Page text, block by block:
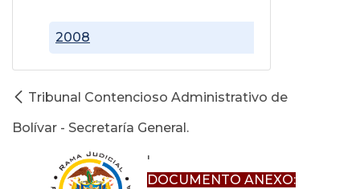
2008
Tribunal Contencioso Administrativo de
Bolívar - Secretaría General.
'
DOCUMENTO ANEXO: